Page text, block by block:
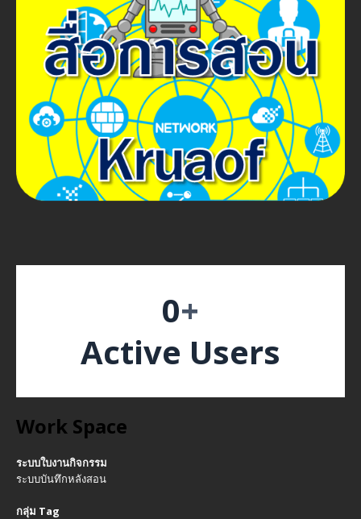
0+
Active Users
Work Space
ระบบใบงานกิจกรรม
ระบบบันทึกหลังสอน
กลุ่ม Tag